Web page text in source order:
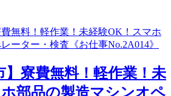
】寮費無料！軽作業！未
部品の製造マシンオペ